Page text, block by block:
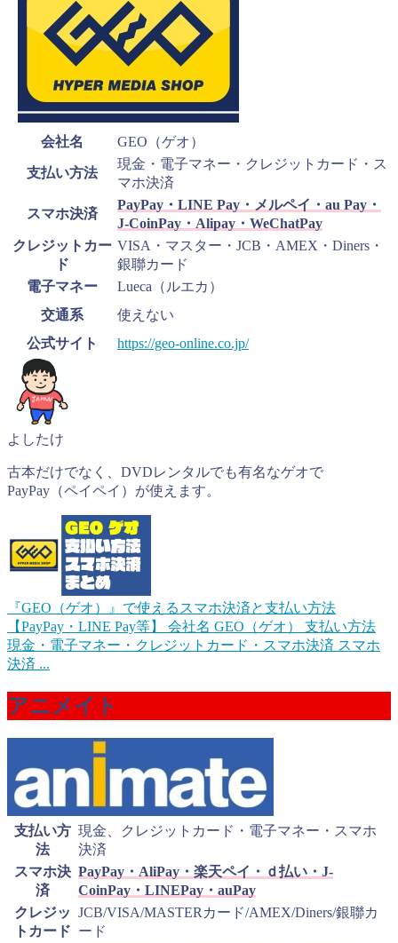
会社名 GEO（ゲオ）
支払い方法
現金・電子マネー・クレジットカード・ス
マホ決済
スマホ決済
PayPay・LINE Pay・メルペイ・au Pay・
J-CoinPay・Alipay・WeChatPay
クレジットカー
ド
VISA・マスター・JCB・AMEX・Diners・
銀聯カード
電子マネー
Lueca（ルエカ）
交通系
使えない
公式サイト
https://geo-online.co.jp/
よしたけ
古本だけでなく、DVDレンタルでも有名なゲオで
PayPay（ペイペイ）が使えます。
『GEO（ゲオ）』で使えるスマホ決済と支払い方法
【PayPay・LINE Pay等】
会社名 GEO（ゲオ） 支払い方法
現金・電子マネー・クレジットカード・スマホ決済 スマホ
決済 ...
アニメイト
支払い方
法
現金、クレジットカード・電子マネー・スマホ
決済
スマホ決
済
PayPay・AliPay・楽天ペイ・ｄ払い・J-
CoinPay・LINEPay・auPay
クレジッ
トカード
JCB/VISA/MASTERカード/AMEX/Diners/銀聯カ
ード